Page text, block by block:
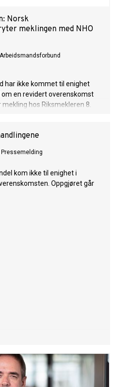
Norsk
meklingen med NHO
har ikke kommet til enighet
om en revidert overenskomst
hos Riksmekleren 8.
Pressemelding
kom ikke til enighet i
Oppgjøret går